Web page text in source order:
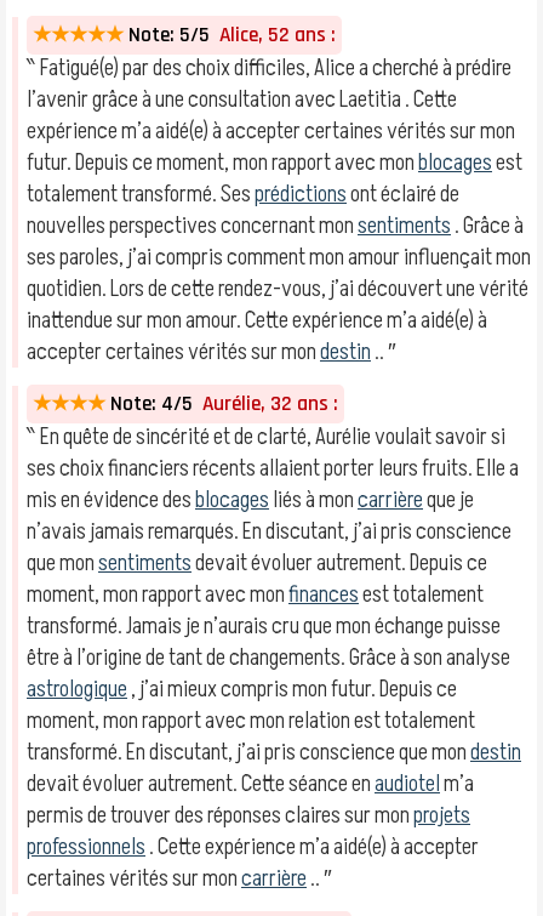
★★★★★ Note: 5/5 Alice, 52 ans :
‶ Fatigué(e) par des choix difficiles, Alice a cherché à prédire
l’avenir grâce à une consultation avec Laetitia . Cette
expérience m’a aidé(e) à accepter certaines vérités sur mon
futur. Depuis ce moment, mon rapport avec monblocagesest
totalement transformé. Sesprédictionsont éclairé de
nouvelles perspectives concernant monsentiments. Grâce à
ses paroles, j’ai compris comment mon amour influençait mon
quotidien. Lors de cette rendez-vous, j’ai découvert une vérité
inattendue sur mon amour. Cette expérience m’a aidé(e) à
accepter certaines vérités sur mondestin.. ″
★★★★ Note: 4/5 Aurélie, 32 ans :
‶ En quête de sincérité et de clarté, Aurélie voulait savoir si
ses choix financiers récents allaient porter leurs fruits. Elle a
mis en évidence desblocagesliés à moncarrièreque je
n’avais jamais remarqués. En discutant, j’ai pris conscience
que monsentimentsdevait évoluer autrement. Depuis ce
moment, mon rapport avec monfinancesest totalement
transformé. Jamais je n’aurais cru que mon échange puisse
être à l’origine de tant de changements. Grâce à son analyse
astrologique, j’ai mieux compris mon futur. Depuis ce
moment, mon rapport avec mon relation est totalement
transformé. En discutant, j’ai pris conscience que mondestin
devait évoluer autrement. Cette séance enaudiotelm’a
permis de trouver des réponses claires sur monprojets
professionnels. Cette expérience m’a aidé(e) à accepter
certaines vérités sur moncarrière.. ″